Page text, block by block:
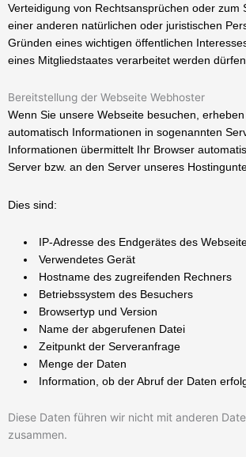
Verteidigung von Rechtsansprüchen oder zum
einer anderen natürlichen oder juristischen
Gründen eines wichtigen öffentlichen
eines Mitgliedstaates verarbeitet werden dürfen.
Bereitstellung der Webseite Webhoster
Wenn Sie unsere Webseite besuchen,
automatisch Informationen in sogenannten
Informationen übermittelt Ihr Browser
Server bzw. an den Server unseres
Dies sind:
IP-Adresse des Endgerätes des
Verwendetes Gerät
Hostname des zugreifenden Rechners
Betriebssystem des Besuchers
Browsertyp und Version
Name der abgerufenen Datei
Zeitpunkt der Serveranfrage
Menge der Daten
Information, ob der Abruf der Daten
Diese Daten führen wir nicht mit anderen
zusammen.